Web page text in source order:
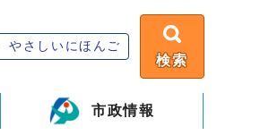
やさしいにほんご
検索
市政情報